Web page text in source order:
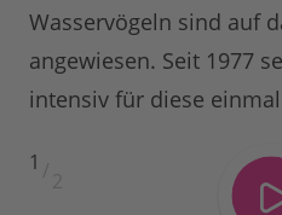
Wasservögeln sind auf
angewiesen. Seit 1977
intensiv für diese
1